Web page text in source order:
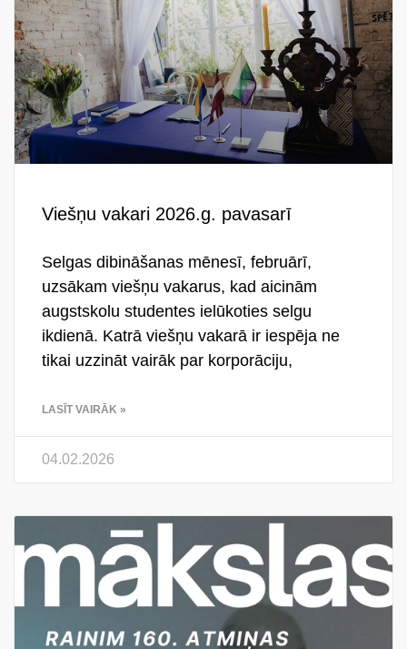
Viešņu vakari 2026.g. pavasarī
Selgas dibināšanas mēnesī, februārī,
uzsākam viešņu vakarus, kad aicinām
augstskolu studentes ielūkoties selgu
ikdienā. Katrā viešņu vakarā ir iespēja ne
tikai uzzināt vairāk par korporāciju,
LASĪT VAIRĀK »
04.02.2026